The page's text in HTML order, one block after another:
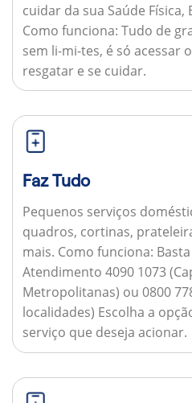
cuidar da sua Saúde Física,
Como funciona: Tudo de
sem li-mi-tes, é só acessar
resgatar e se cuidar.
Faz Tudo
Pequenos serviços
quadros, cortinas,
mais. Como funciona:
Atendimento 4090 1073
Metropolitanas) ou 0800
localidades) Escolha a
serviço que deseja acionar.